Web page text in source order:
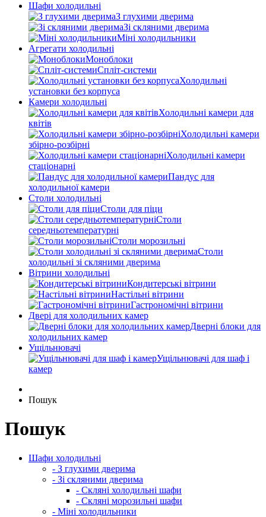
Шафи холодильні
З глухими дверима
Зі скляними дверима
Міні холодильники
Агрегати холодильні
Моноблоки
Спліт-системи
Холодильні
установки без корпуса
Камери холодильні
Холодильні камери для
квітів
Холодильні камери
збірно-розбірні
Холодильні камери
стаціонарні
Пандус для
холодильної камери
Столи холодильні
Столи для піци
Столи
середньотемпературні
Столи морозильні
Столи
холодильні зі скляними дверима
Вітрини холодильні
Кондитерські вітрини
Настільні вітрини
Гастрономічні вітрини
Двері для холодильних камер
Дверні блоки для
холодильних камер
Ущільнювачі
Ущільнювачі для шаф і
камер
Пошук
Пошук
Шафи холодильні
- З глухими дверима
- Зі скляними дверима
- Скляні холодильні шафи
- Скляні морозильні шафи
- Міні холодильники